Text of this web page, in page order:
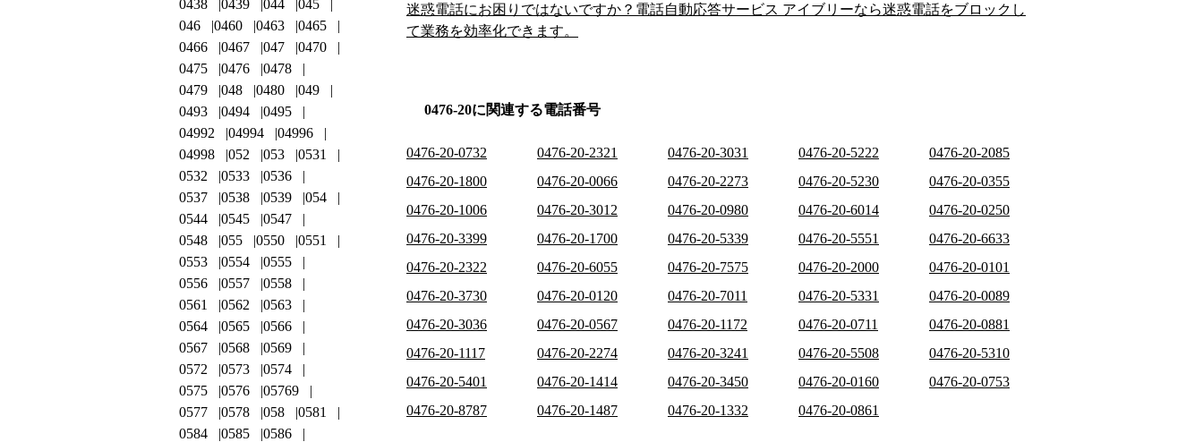
迷惑電話にお困りではないですか？電話自動応答サービス アイブリーなら迷惑電話をブロックし
て業務を効率化できます。
0476-20に関連する電話番号
0476-20-0732 0476-20-2321 0476-20-3031 0476-20-5222
0476-20-2085
0476-20-1800
0476-20-0066 0476-20-2273 0476-20-5230
0476-20-0355
0476-20-1006
0476-20-3012 0476-20-0980 0476-20-6014
0476-20-0250
0476-20-3399
0476-20-1700 0476-20-5339 0476-20-5551
0476-20-6633
0476-20-2322
0476-20-6055 0476-20-7575 0476-20-2000
0476-20-0101
0476-20-3730
0476-20-0120 0476-20-7011 0476-20-5331
0476-20-0089
0476-20-3036
0476-20-0567 0476-20-1172 0476-20-0711
0476-20-0881
0476-20-1117
0476-20-2274 0476-20-3241 0476-20-5508
0476-20-5310
0476-20-5401
0476-20-1414 0476-20-3450 0476-20-0160
0476-20-0753
0476-20-8787
0476-20-1487 0476-20-1332 0476-20-0861
0438
0439 044
045
046
0460 0463
0465
0466
0467 047
0470
0475
0476
0478
0479
048 0480
049
0493
0494
0495
04992
04994
04996
04998
052 053
0531
0532
0533
0536
0537
0538 0539
054
0544
0545
0547
0548
055 0550
0551
0553
0554
0555
0556
0557
0558
0561
0562
0563
0564
0565
0566
0567
0568
0569
0572
0573
0574
0575
0576
05769
0577
0578 058
0581
0584
0585
0586